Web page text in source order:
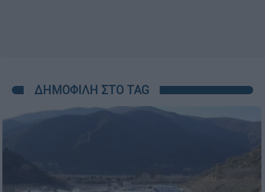
ΔΗΜΟΦΙΛΗ ΣΤΟ TAG